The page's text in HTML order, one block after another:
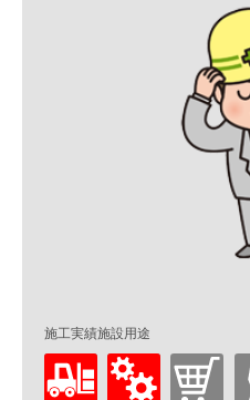
施工実績施設用途